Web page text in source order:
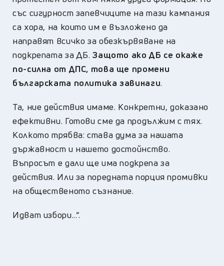
със сигурност запевчиците на тази кампания
са хора, на които им е възложено да
направят всичко за обезкървяване на
подкрепата за ДБ.Защото ако ДБ се окаже
по-силна от ДПС, това ще промени
българската политика завинаги.
Та, ние действия имаме. Конкретни, доказано
ефективни. Готови сме да продължим с тях.
Колкото трябва: става дума за нашата
държавност и нашето достойнство.
Въпросът е дали ще има подкрепа за
действия. Или за поредната порция промивки
на общественото съзнание.
Идват избори...“.